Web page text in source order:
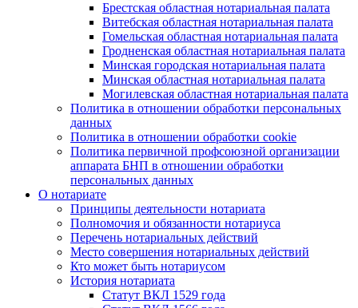
Брестская областная нотариальная палата
Витебская областная нотариальная палата
Гомельская областная нотариальная палата
Гродненская областная нотариальная палата
Минская городская нотариальная палата
Минская областная нотариальная палата
Могилевская областная нотариальная палата
Политика в отношении обработки персональных
данных
Политика в отношении обработки cookie
Политика первичной профсоюзной организации
аппарата БНП в отношении обработки
персональных данных
О нотариате
Принципы деятельности нотариата
Полномочия и обязанности нотариуса
Перечень нотариальных действий
Место совершения нотариальных действий
Кто может быть нотариусом
История нотариата
Статут ВКЛ 1529 года